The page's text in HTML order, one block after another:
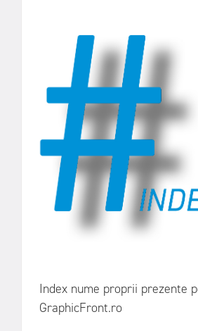
Index nume proprii prezente
GraphicFront.ro